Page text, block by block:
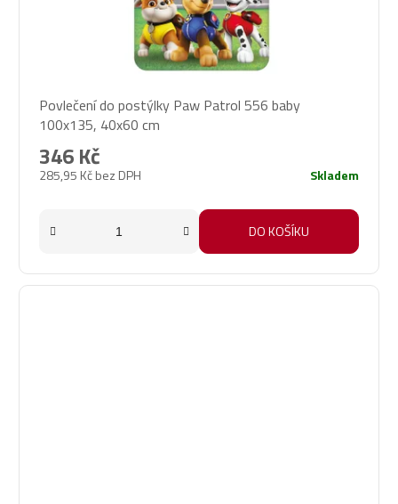
Povlečení do postýlky Paw Patrol 556 baby
100x135, 40x60 cm
285,95 Kč bez DPH
346 Kč
Skladem
DO KOŠÍKU